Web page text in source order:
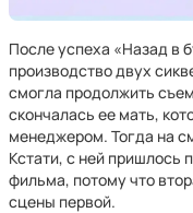
После успеха «Назад в
производство двух
смогла продолжить
скончалась ее мать,
менеджером. Тогда на
Кстати, с ней пришлось
фильма, потому что
сцены первой.